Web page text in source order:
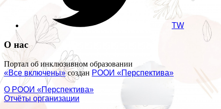
TW
О нас
Портал об инклюзивном образовании
«Все включены»создан РООИ «Перспектива»
О РООИ «Перспектива»
Отчёты организации